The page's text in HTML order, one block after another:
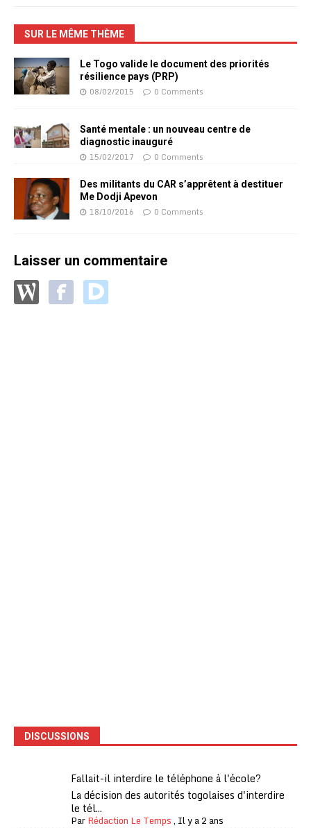
SUR LE MÊME THÈME
Le Togo valide le document des priorités
résilience pays (PRP)
08/02/2015 0 Comments
Santé mentale : un nouveau centre de
diagnostic inauguré
15/02/2017 0 Comments
Des militants du CAR s’apprêtent à destituer
Me Dodji Apevon
18/10/2016 0 Comments
Laisser un commentaire
DISCUSSIONS
Fallait-il interdire le téléphone à l'école?
La décision des autorités togolaises d'interdire
le tél...
ParRédaction Le Temps, Il y a 2 ans